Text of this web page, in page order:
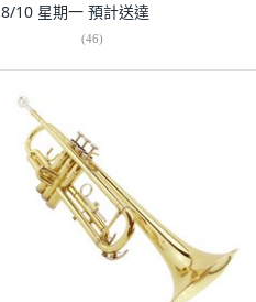
8/10 星期一 預計送達
(46)